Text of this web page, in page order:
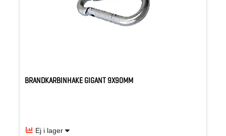
BRANDKARBINHAKE GIGANT 9X90MM
Ej i lager